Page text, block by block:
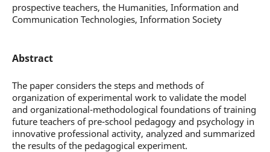
prospective teachers, the Humanities, Information and
Communication Technologies, Information Society
Abstract
The paper considers the steps and methods of
organization of experimental work to validate the model
and organizational-methodological foundations of training
future teachers of pre-school pedagogy and psychology in
innovative professional activity, analyzed and summarized
the results of the pedagogical experiment.